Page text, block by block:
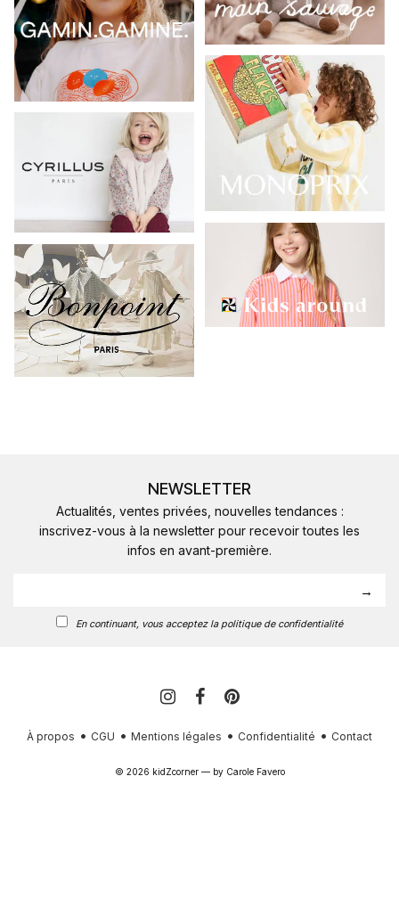
NEWSLETTER
Actualités, ventes privées, nouvelles tendances :
inscrivez-vous à la newsletter pour recevoir toutes les
infos en avant-première.
En continuant, vous acceptez la politique de confidentialité
À propos CGU Mentions légales Confidentialité Contact
© 2026 kidZcorner — by Carole Favero